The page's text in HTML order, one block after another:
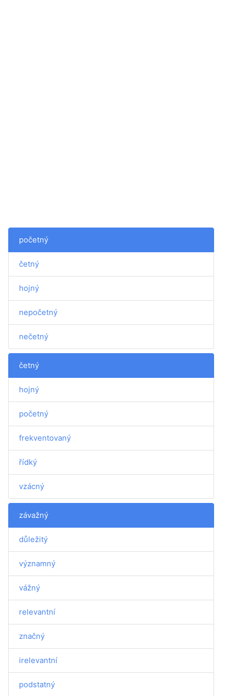
početný
četný
hojný
nepočetný
nečetný
četný
hojný
početný
frekventovaný
řídký
vzácný
závažný
důležitý
významný
vážný
relevantní
značný
irelevantní
podstatný